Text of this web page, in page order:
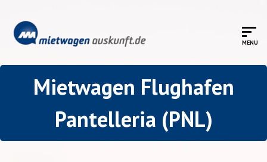
Mietwagen Flughafen
Pantelleria (PNL)